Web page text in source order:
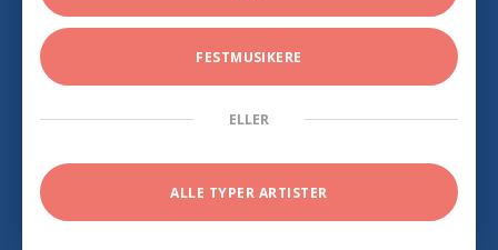
FESTMUSIKERE
ELLER
ALLE TYPER ARTISTER